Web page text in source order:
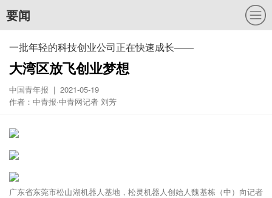
要闻
一批年轻的科技创业公司正在快速成长——
大湾区放飞创业梦想
中国青年报 | 2021-05-19
作者：中青报·中青网记者 刘芳
广东省东莞市松山湖机器人基地，松灵机器人创始人魏基栋（中）向记者